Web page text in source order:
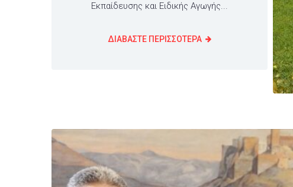
Εκπαίδευσης και Ειδικής Αγωγής...
ΔΙΑΒΑΣΤΕ ΠΕΡΙΣΣΟΤΕΡΑ